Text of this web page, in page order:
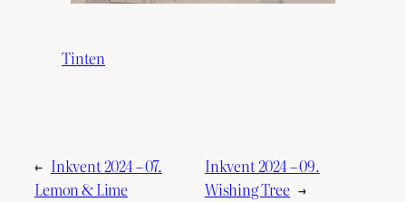
Tinten
← Inkvent 2024 – 07.
Lemon & Lime
Inkvent 2024 – 09.
Wishing Tree →